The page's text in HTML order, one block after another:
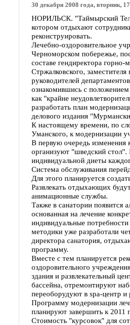
30 декабря 2008 года, вторник,
НОРИЛЬСК. "Таймырский
котором отдыхают
реконструировать.
Лечебно-оздоровительное
Черноморском побережье,
составе гендиректора
Стржалковского,
руководителей
ознакомившись с положением
как "крайне
разработать план
делового издания
К настоящему времени, по
Уманского, к модернизации
В первую очередь изменения
организуют "шведский
индивидуальной диеты
Система обслуживания
Для этого планируется
Развлекать отдыхающих
анимационные службы.
Также в санатории появится
основанная на лечение
индивидуальные
методики уже разработали
директора санатория,
программу.
Вместе с тем планируется
оздоровительного
здания и развлекательный
бассейна, отремонтируют
переоборудуют в spa-центр и
Программу модернизации
планируют завершить к 2011
Стоимость "курсовок" для